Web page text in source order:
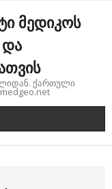
მედიკოს
და
ქართული